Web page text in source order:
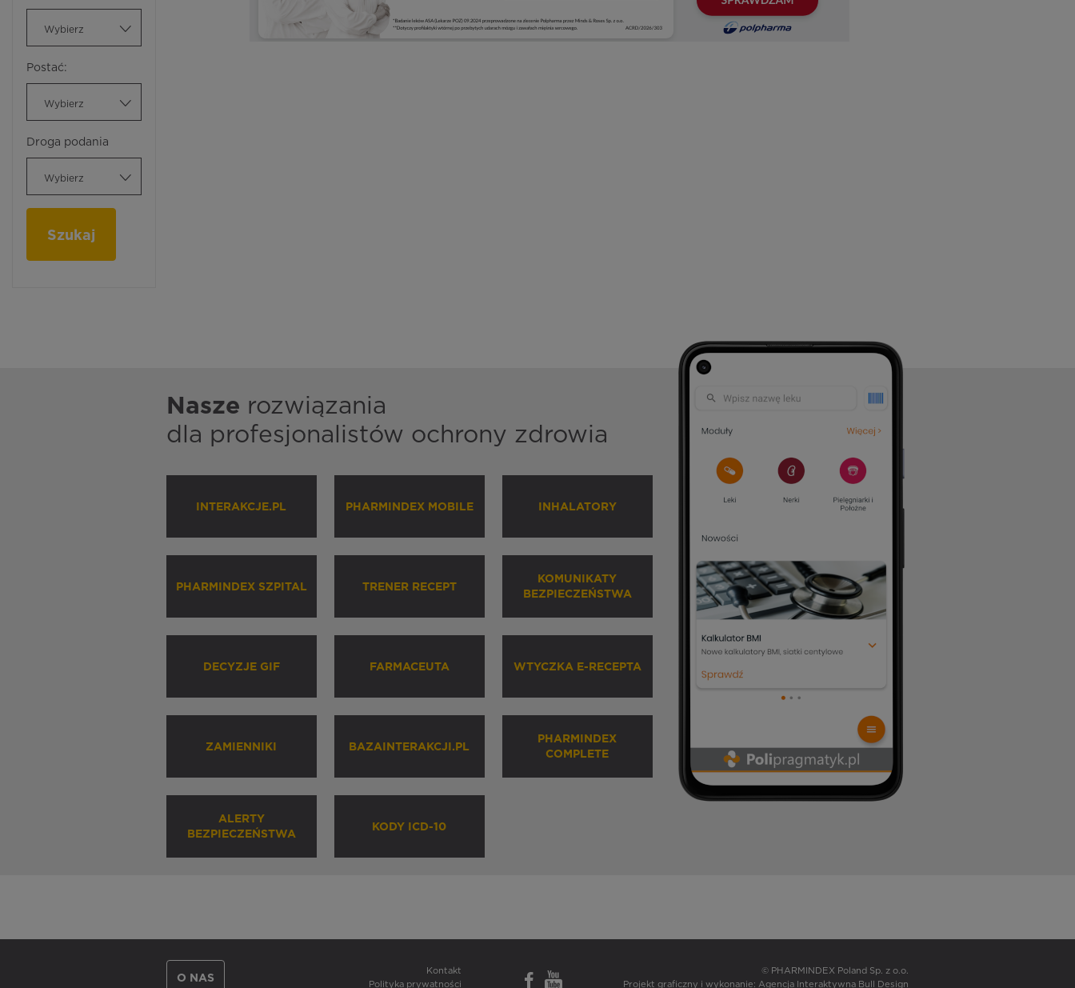
Wybierz
Postać:
Wybierz
Droga podania
Wybierz
Szukaj
Nasze rozwiązania
dla profesjonalistów ochrony zdrowia
INTERAKCJE.PL PHARMINDEX MOBILE INHALATORY
PHARMINDEX SZPITAL TRENER RECEPT
KOMUNIKATY
BEZPIECZEŃSTWA
DECYZJE GIF FARMACEUTA WTYCZKA E-RECEPTA
ZAMIENNIKI BAZAINTERAKCJI.PL
PHARMINDEX
COMPLETE
ALERTY
BEZPIECZEŃSTWA
KODY ICD-10
O NAS
Kontakt
Polityka prywatności
© PHARMINDEX Poland Sp. z o.o.
Projekt graficzny i wykonanie: Agencja Interaktywna Bull Design